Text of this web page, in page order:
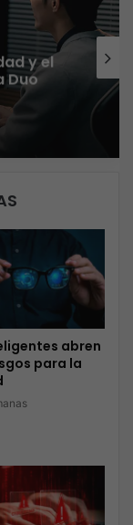
en LATAM
sigue
abren
para la